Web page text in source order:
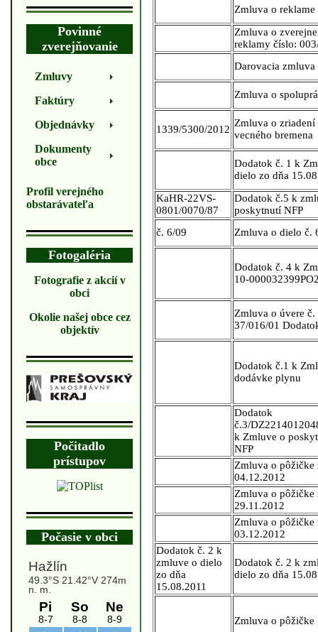
Povinné
zverejňovanie
Zmluvy
Faktúry
Objednávky
Dokumenty
obce
Profil verejného
obstarávateľa
Fotogaléria
Fotografie z akcií v
obci
Okolie našej obce cez
objektív
Počitadlo
prístupov
Počasie v obci
Zmluva o reklame
Zmluva o
reklamy číslo:
Darovacia zmluva
Zmluva o
1339/5300/2012
Zmluva o zriadení
vecného bremena
Dodatok č. 1 k
dielo zo dňa
KaHR-22VS-
0801/0070/87
Dodatok č.5 k
poskytnutí NFP
č. 6/09
Zmluva o dielo č.
Dodatok č. 4 k
10-
Zmluva o úvere č.
37/016/01
Dodatok č.1 k
dodávke plynu
Dodatok
č.3/
k Zmluve o
NFP
Zmluva o pôžičke
04.12.2012
Zmluva o pôžičke
29.11.2012
Zmluva o pôžičke
03.12.2012
Dodatok č. 2 k
zmluve o dielo
zo dňa
15.08.2011
Dodatok č. 2 k
dielo zo dňa
Zmluva o pôžičke